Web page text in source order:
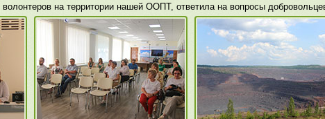
на территории нашей ООПТ, ответила на вопросы